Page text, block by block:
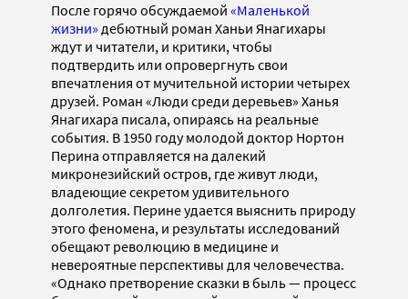
После горячо обсуждаемой «Маленькой
жизни» дебютный роман Ханьи Янагихары
ждут и читатели, и критики, чтобы
подтвердить или опровергнуть свои
впечатления от мучительной истории четырех
друзей. Роман «Люди среди деревьев» Ханья
Янагихара писала, опираясь на реальные
события. В 1950 году молодой доктор Нортон
Перина отправляется на далекий
микронезийский остров, где живут люди,
владеющие секретом удивительного
долголетия. Перине удается выяснить природу
этого феномена, и результаты исследований
обещают революцию в медицине и
невероятные перспективы для человечества.
«Однако претворение сказки в быль — процесс